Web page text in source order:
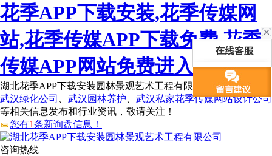
花季APP下载安装,花季传媒网
站,花季传媒APP下载免费,花季
传媒APP网站免费进入
湖北花季APP下载安装园林景观艺术工程有限公司为您免费提供
武汉绿化公司
武汉园林养护
武汉私家花季传媒网站设计公司
等相关信息发布和行业资讯，敬请关注！
您有1条新询盘信息！
咨询热线